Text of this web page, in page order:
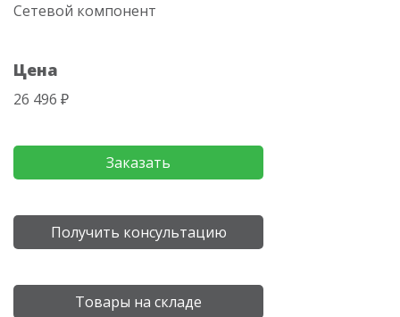
Сетевой компонент
Цена
26 496 ₽
Заказать
Получить консультацию
Товары на складе